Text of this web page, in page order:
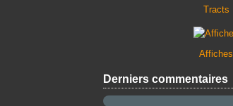
Tracts
Affiches
Derniers commentaires